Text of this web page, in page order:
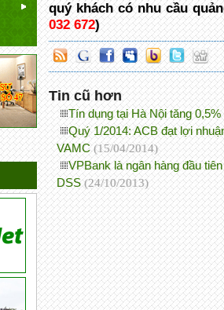
quý khách có nhu cầu
032 672)
Tin cũ hơn
Tín dụng tại Hà Nội tăng
Quý 1/2014: ACB đạt lợi
VAMC(15/04/2014)
VPBank là ngân hàng đầu
DSS(24/10/2013)